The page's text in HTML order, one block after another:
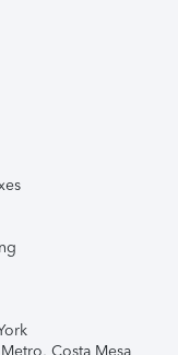
Costa Mesa